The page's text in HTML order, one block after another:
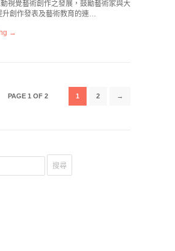
視覺藝術創作之發展，鼓勵藝術家與大
升創作發表及藝術教育的連…
→
PAGE 1 OF 2 1 2 →